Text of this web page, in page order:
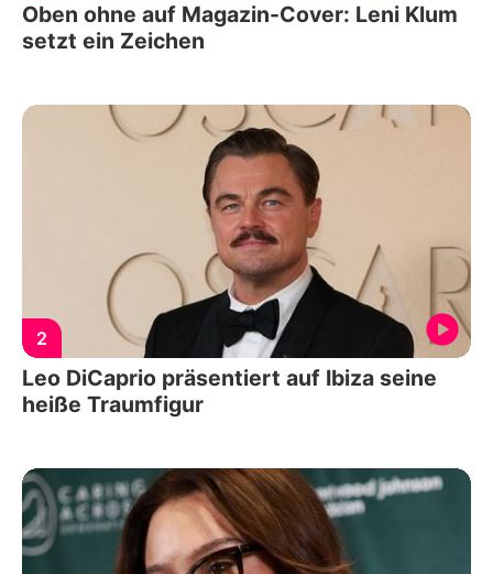
Oben ohne auf Magazin-Cover: Leni Klum
setzt ein Zeichen
2
Leo DiCaprio präsentiert auf Ibiza seine
heiße Traumfigur